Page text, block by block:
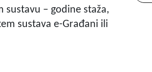
– godine staža,
sustava e-Građani ili